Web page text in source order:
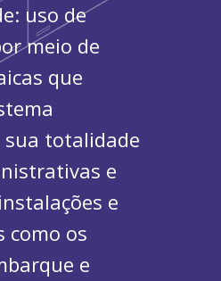
uso de
meio de
que
totalidade
e
e
como os
e